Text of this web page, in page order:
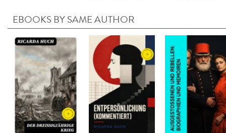
EBOOKS BY SAME AUTHOR